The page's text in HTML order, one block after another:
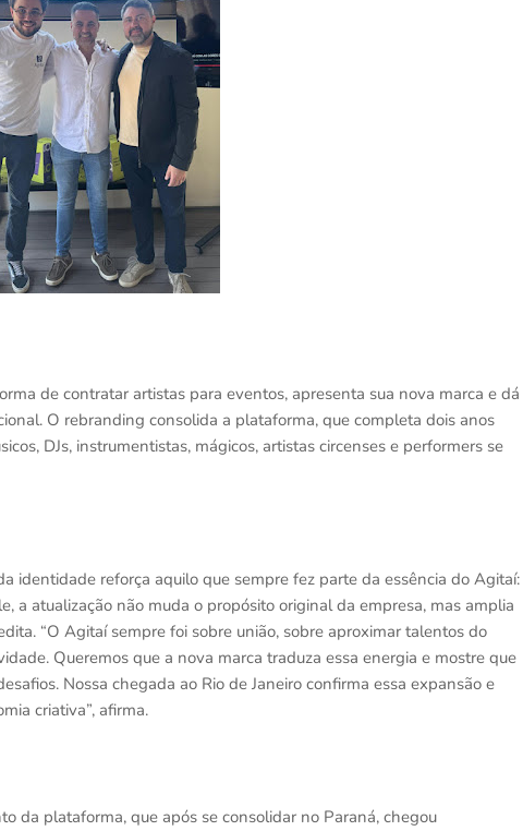
de contratar artistas para eventos, apresenta sua nova marca e dá
O rebranding consolida a plataforma, que completa dois anos
DJs, instrumentistas, mágicos, artistas circenses e performers se
identidade reforça aquilo que sempre fez parte da essência do Agitaí:
a atualização não muda o propósito original da empresa, mas amplia
“O Agitaí sempre foi sobre união, sobre aproximar talentos do
Queremos que a nova marca traduza essa energia e mostre que
Nossa chegada ao Rio de Janeiro confirma essa expansão e
criativa”, afirma.
da plataforma, que após se consolidar no Paraná, chegou